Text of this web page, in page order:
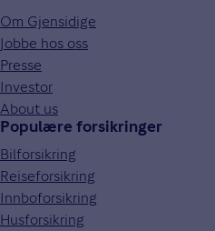
Om Gjensidige
Jobbe hos oss
Presse
Investor
About us
Populære forsikringer
Bilforsikring
Reiseforsikring
Innboforsikring
Husforsikring